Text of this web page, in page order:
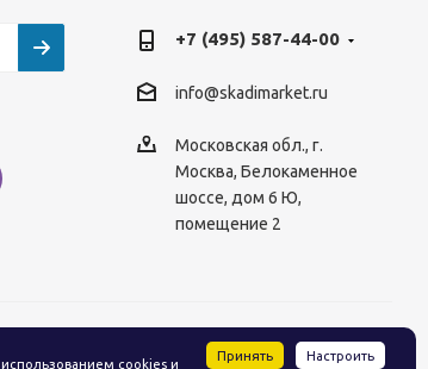
использованием cookiesи
Принять Настроить
+7 (495) 587-44-00
info@skadimarket.ru
Московская обл., г.
Москва, Белокаменное
шоссе, дом 6 Ю,
помещение 2